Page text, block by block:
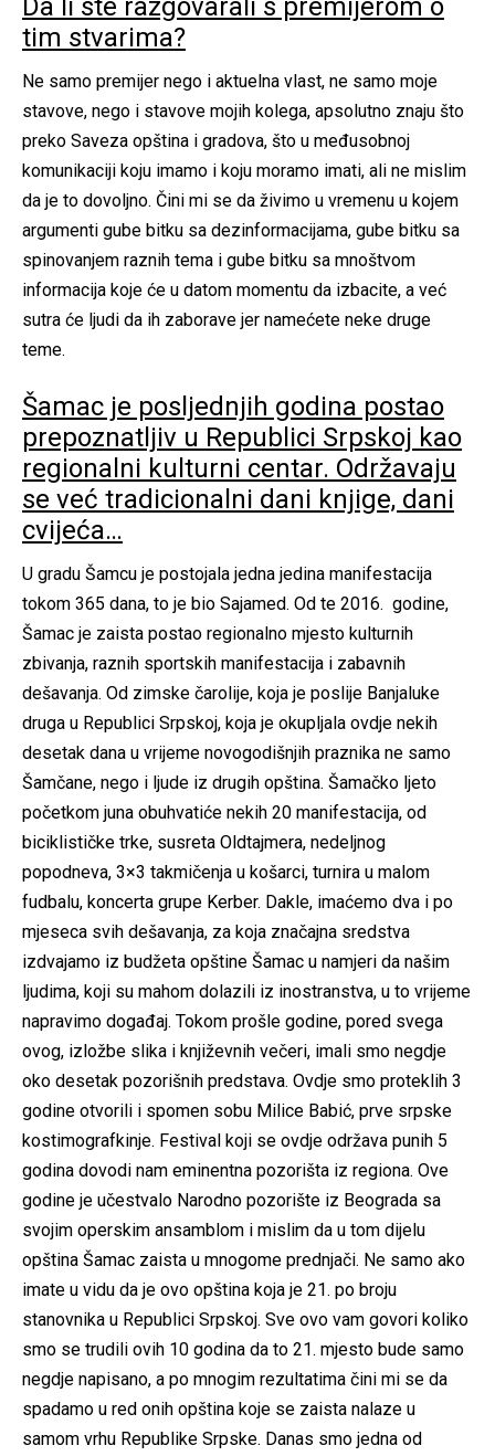
tim stvarima?
Ne samo premijer nego i aktuelna vlast, ne samo moje
stavove, nego i stavove mojih kolega, apsolutno znaju što
preko Saveza opština i gradova, što u međusobnoj
komunikaciji koju imamo i koju moramo imati, ali ne mislim
da je to dovoljno. Čini mi se da živimo u vremenu u kojem
argumenti gube bitku sa dezinformacijama, gube bitku sa
spinovanjem raznih tema i gube bitku sa mnoštvom
informacija koje će u datom momentu da izbacite, a već
sutra će ljudi da ih zaborave jer namećete neke druge
teme.
Šamac je posljednjih godina postao
prepoznatljiv u Republici Srpskoj kao
regionalni kulturni centar. Održavaju
se već tradicionalni dani knjige, dani
cvijeća…
U gradu Šamcu je postojala jedna jedina manifestacija
tokom 365 dana, to je bio Sajamed. Od te 2016. godine,
Šamac je zaista postao regionalno mjesto kulturnih
zbivanja, raznih sportskih manifestacija i zabavnih
dešavanja. Od zimske čarolije, koja je poslije Banjaluke
druga u Republici Srpskoj, koja je okupljala ovdje nekih
desetak dana u vrijeme novogodišnjih praznika ne samo
Šamčane, nego i ljude iz drugih opština. Šamačko ljeto
početkom juna obuhvatiće nekih 20 manifestacija, od
biciklističke trke, susreta Oldtajmera, nedeljnog
popodneva, 3×3 takmičenja u košarci, turnira u malom
fudbalu, koncerta grupe Kerber. Dakle, imaćemo dva i po
mjeseca svih dešavanja, za koja značajna sredstva
izdvajamo iz budžeta opštine Šamac u namjeri da našim
ljudima, koji su mahom dolazili iz inostranstva, u to vrijeme
napravimo događaj. Tokom prošle godine, pored svega
ovog, izložbe slika i književnih večeri, imali smo negdje
oko desetak pozorišnih predstava. Ovdje smo proteklih 3
godine otvorili i spomen sobu Milice Babić, prve srpske
kostimografkinje. Festival koji se ovdje održava punih 5
godina dovodi nam eminentna pozorišta iz regiona. Ove
godine je učestvalo Narodno pozorište iz Beograda sa
svojim operskim ansamblom i mislim da u tom dijelu
opština Šamac zaista u mnogome prednjači. Ne samo ako
imate u vidu da je ovo opština koja je 21. po broju
stanovnika u Republici Srpskoj. Sve ovo vam govori koliko
smo se trudili ovih 10 godina da to 21. mjesto bude samo
negdje napisano, a po mnogim rezultatima čini mi se da
spadamo u red onih opština koje se zaista nalaze u
samom vrhu Republike Srpske. Danas smo jedna od